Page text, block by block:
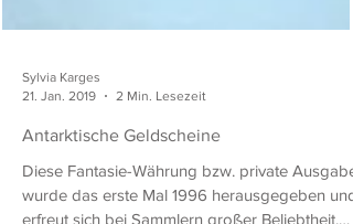
Sylvia Karges
21. Jan. 2019
2 Min. Lesezeit